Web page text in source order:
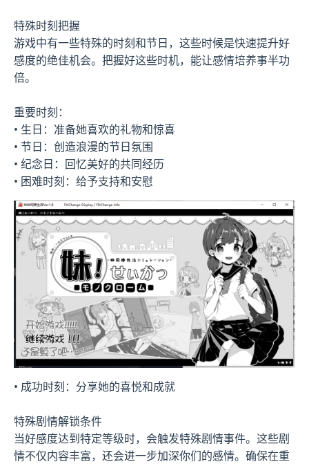
特殊时刻把握
游戏中有一些特殊的时刻和节日，这些时候是快速提升好
感度的绝佳机会。把握好这些时机，能让感情培养事半功
倍。
重要时刻：
• 生日：准备她喜欢的礼物和惊喜
• 节日：创造浪漫的节日氛围
• 纪念日：回忆美好的共同经历
• 困难时刻：给予支持和安慰
• 成功时刻：分享她的喜悦和成就
特殊剧情解锁条件
当好感度达到特定等级时，会触发特殊剧情事件。这些剧
情不仅内容丰富，还会进一步加深你们的感情。确保在重